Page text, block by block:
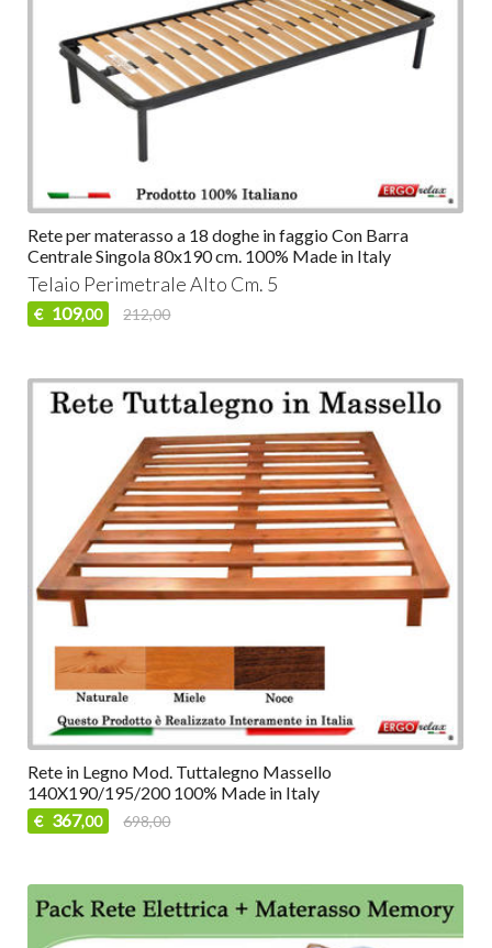
Rete per materasso a 18 doghe in faggio Con Barra
Centrale Singola 80x190 cm. 100% Made in Italy
Telaio Perimetrale Alto Cm. 5
€ 109,00 212,00
Rete in Legno Mod. Tuttalegno Massello
140X190/195/200 100% Made in Italy
€ 367,00 698,00